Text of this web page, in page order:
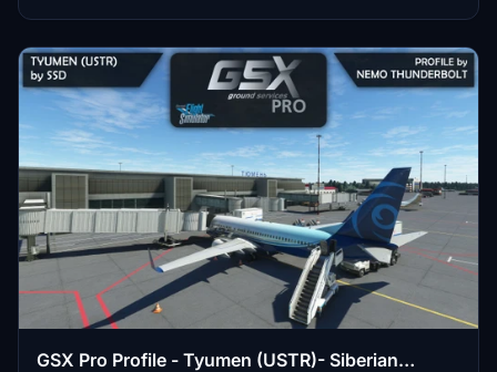
GSX Pro Profile - Tyumen (USTR)- Siberian